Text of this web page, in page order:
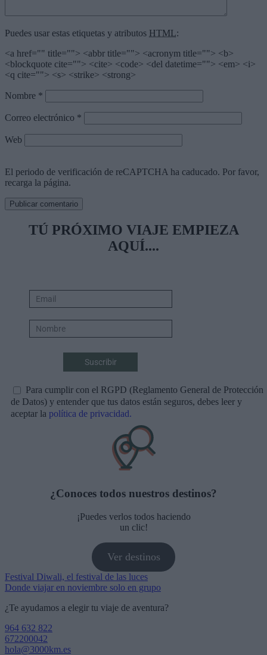
Puedes usar estas etiquetas y atributos HTML:
<a href="" title=""> <abbr title=""> <acronym title=""> <b>
<blockquote cite=""> <cite> <code> <del datetime=""> <em> <i>
<q cite=""> <s> <strike> <strong>
Nombre *
Correo electrónico *
Web
El periodo de verificación de reCAPTCHA ha caducado. Por favor,
recarga la página.
TÚ PRÓXIMO VIAJE EMPIEZA
AQUÍ....
Para cumplir con el RGPD (Reglamento General de Protección
de Datos) y entender que tus datos están seguros, debes leer y
aceptar la política de privacidad.
¿Conoces todos nuestros destinos?
¡Puedes verlos todos haciendo
un clic!
Ver destinos
Navegación
de
entradas
Festival Diwali, el festival de las luces
Donde viajar en noviembre solo en grupo
¿Te ayudamos a elegir tu viaje de aventura?
964 632 822
672200042
hola@3000km.es